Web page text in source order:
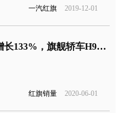
一汽红旗 2019-12-01
红旗5月销量增长133%，旗舰轿车H9即将上市
红旗销量 2020-06-01